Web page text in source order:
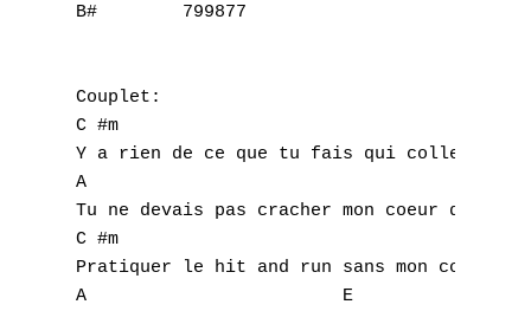
B#        799877
Couplet:
C #m                                C #m6(9)
Y a rien de ce que tu fais qui colle à
A
Tu ne devais pas cracher mon coeur dans
C #m                                 C
Pratiquer le hit and run sans mon
A                        E           F#